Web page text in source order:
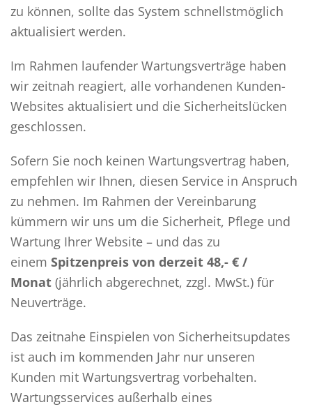
zu können, sollte das System schnellstmöglich
aktualisiert werden.
Im Rahmen laufender Wartungsverträge haben
wir zeitnah reagiert, alle vorhandenen Kunden-
Websites aktualisiert und die Sicherheitslücken
geschlossen.
Sofern Sie noch keinen Wartungsvertrag haben,
empfehlen wir Ihnen, diesen Service in Anspruch
zu nehmen. Im Rahmen der Vereinbarung
kümmern wir uns um die Sicherheit, Pflege und
Wartung Ihrer Website – und das zu
einem Spitzenpreis von derzeit 48,- € /
Monat (jährlich abgerechnet, zzgl. MwSt.) für
Neuverträge.
Das zeitnahe Einspielen von Sicherheitsupdates
ist auch im kommenden Jahr nur unseren
Kunden mit Wartungsvertrag vorbehalten.
Wartungsservices außerhalb eines